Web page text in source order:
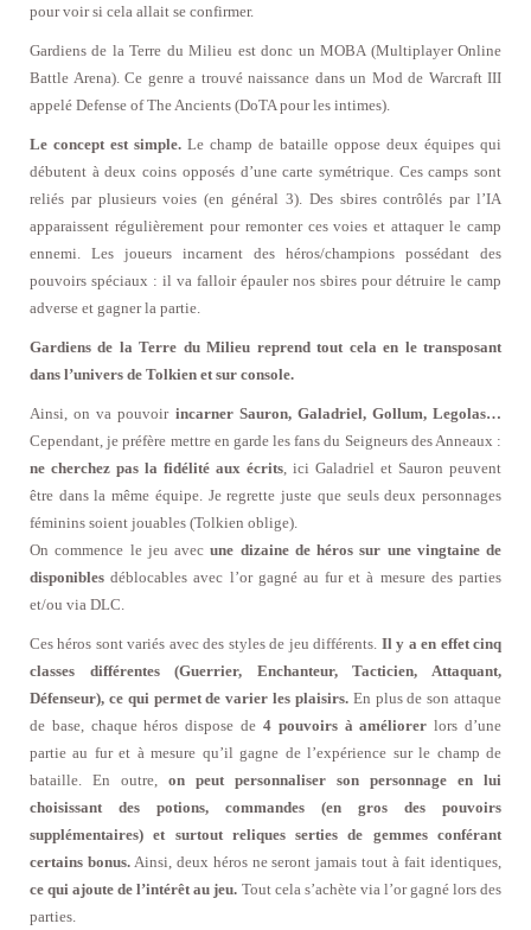
pour voir si cela allait se confirmer.
Gardiens de la Terre du Milieu est donc un MOBA (Multiplayer Online
Battle Arena). Ce genre a trouvé naissance dans un Mod de Warcraft III
appelé Defense of The Ancients (DoTA pour les intimes).
Le concept est simple. Le champ de bataille oppose deux équipes qui
débutent à deux coins opposés d’une carte symétrique. Ces camps sont
reliés par plusieurs voies (en général 3). Des sbires contrôlés par l’IA
apparaissent régulièrement pour remonter ces voies et attaquer le camp
ennemi. Les joueurs incarnent des héros/champions possédant des
pouvoirs spéciaux : il va falloir épauler nos sbires pour détruire le camp
adverse et gagner la partie.
Gardiens de la Terre du Milieu reprend tout cela en le transposant
dans l’univers de Tolkien et sur console.
Ainsi, on va pouvoir incarner Sauron, Galadriel, Gollum, Legolas…
Cependant, je préfère mettre en garde les fans du Seigneurs des Anneaux :
ne cherchez pas la fidélité aux écrits , ici Galadriel et Sauron peuvent
être dans la même équipe. Je regrette juste que seuls deux personnages
féminins soient jouables (Tolkien oblige).
On commence le jeu avecune dizaine de héros sur une vingtaine de
disponibles déblocables avec l’or gagné au fur et à mesure des parties
et/ou via DLC.
Ces héros sont variés avec des styles de jeu différents. Il y a en effet cinq
classes différentes (Guerrier, Enchanteur, Tacticien, Attaquant,
Défenseur), ce qui permet de varier les plaisirs.En plus de son attaque
de base, chaque héros dispose de 4 pouvoirs à améliorer lors d’une
partie au fur et à mesure qu’il gagne de l’expérience sur le champ de
bataille. En outre, on peut personnaliser son personnage en lui
choisissant des potions, commandes (en gros des pouvoirs
supplémentaires) et surtout reliques serties de gemmes conférant
certains bonus.Ainsi, deux héros ne seront jamais tout à fait identiques,
ce qui ajoute de l’intérêt au jeu. Tout cela s’achète via l’or gagné lors des
parties.